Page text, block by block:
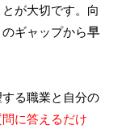
が大切です。向
ギャップから早
る職業と自分の
に答えるだけ